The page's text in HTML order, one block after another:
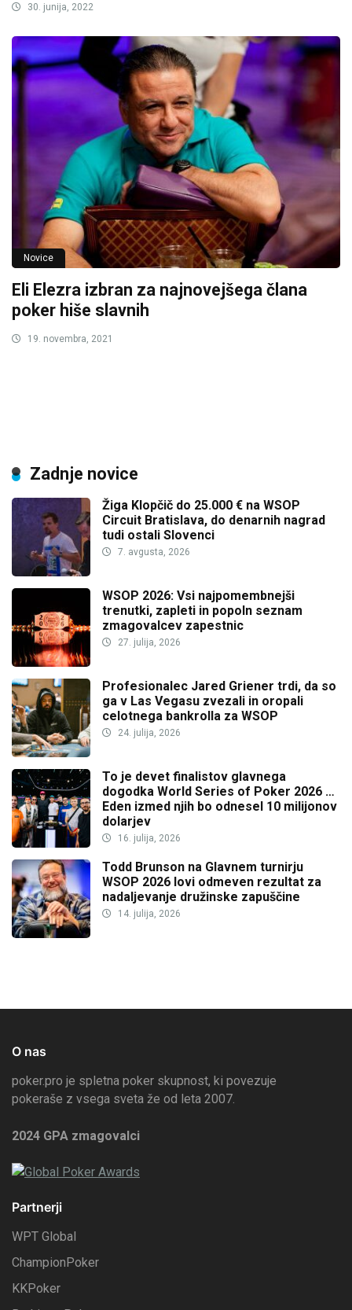
30. junija, 2022
Novice
Eli Elezra izbran za najnovejšega člana
poker hiše slavnih
19. novembra, 2021
Zadnje novice
Žiga Klopčič do 25.000 € na WSOP
Circuit Bratislava, do denarnih nagrad
tudi ostali Slovenci
7. avgusta, 2026
WSOP 2026: Vsi najpomembnejši
trenutki, zapleti in popoln seznam
zmagovalcev zapestnic
27. julija, 2026
Profesionalec Jared Griener trdi, da so
ga v Las Vegasu zvezali in oropali
celotnega bankrolla za WSOP
24. julija, 2026
To je devet finalistov glavnega
dogodka World Series of Poker 2026 …
Eden izmed njih bo odnesel 10 milijonov
dolarjev
16. julija, 2026
Todd Brunson na Glavnem turnirju
WSOP 2026 lovi odmeven rezultat za
nadaljevanje družinske zapuščine
14. julija, 2026
O nas
poker.pro je spletna poker skupnost, ki povezuje
pokeraše z vsega sveta že od leta 2007.
2024 GPA zmagovalci
Partnerji
WPT Global
ChampionPoker
KKPoker